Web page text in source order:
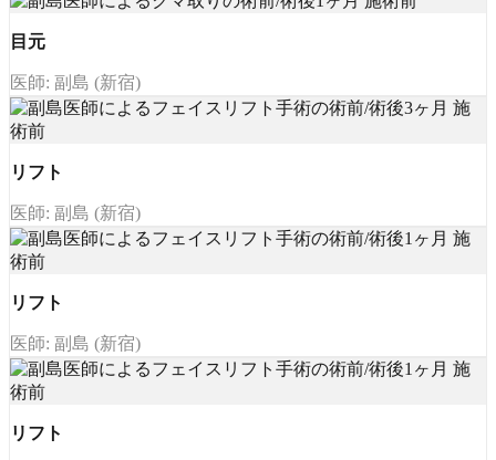
目元
医師: 副島 (新宿)
リフト
医師: 副島 (新宿)
リフト
医師: 副島 (新宿)
リフト